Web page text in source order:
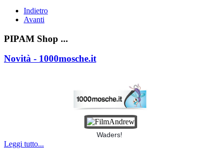
Indietro
Avanti
PIPAM Shop ...
Novità - 1000mosche.it
Waders!
Leggi tutto...